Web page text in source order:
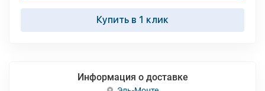
Купить в 1 клик
Информация о доставке